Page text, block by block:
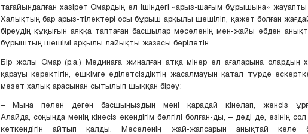
тағайындалған хазірет Омардың ел ішіндегі «арыз-шағым бұрышына» жауапты
Халықтың бар арыз-тілектері осы бұрыш арқылы шешіліп, қажет болған
біреудің құқығын аяққа таптаған басшылар мәселенің мән-жайы әбден
бұрыштың шешімі арқылы лайықты жазасы берілетін.
Бір жолы Омар (р.а.) Мәдинаға жиналған атқа мінер ел ағаларына олардың
қарауы керектігін, ешкімге әділетсіздіктің жасалмауын қатал түрде
мезет халық арасынан сытылып шыққан біреу:
– Мына пәлен деген басшыңыздың мені қарадай кінәлап, жөнсіз
Алайда, соңында менің кінәсіз екендігім белгілі болған-ды, – деді де, өзінің
кеткендігін айтып қалды. Мәселенің жай-жапсарын анықтай келе